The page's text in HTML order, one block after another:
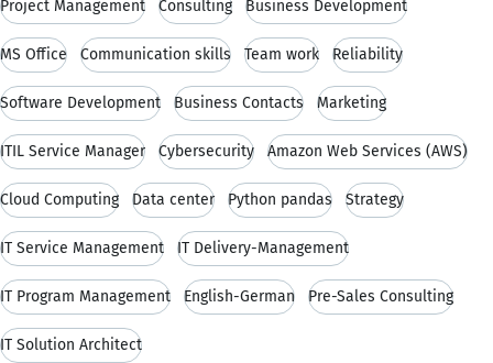
Project Management Consulting Business Development
MS Office Communication skills Team work Reliability
Software Development Business Contacts Marketing
ITIL Service Manager Cybersecurity Amazon Web Services (AWS)
Cloud Computing Data center Python pandas Strategy
IT Service Management IT Delivery-Management
IT Program Management English-German Pre-Sales Consulting
IT Solution Architect